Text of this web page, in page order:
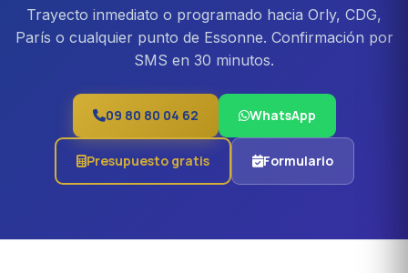
Trayecto inmediato o programado hacia Orly, CDG,
París o cualquier punto de Essonne. Confirmación por
SMS en 30 minutos.
09 80 80 04 62 WhatsApp
Presupuesto gratis Formulario